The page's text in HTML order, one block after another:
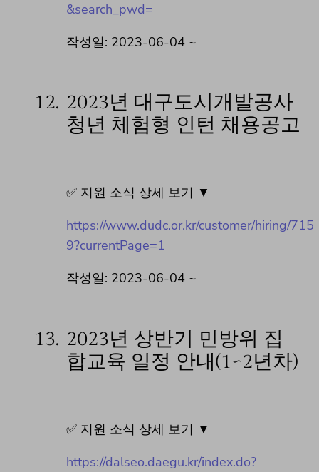
&search_pwd=
작성일: 2023-06-04 ~
12. 2023년 대구도시개발공사
청년 체험형 인턴 채용공고
✅ 지원 소식 상세 보기 ▼
https://www.dudc.or.kr/customer/hiring/715
9?currentPage=1
작성일: 2023-06-04 ~
13. 2023년 상반기 민방위 집
합교육 일정 안내(1~2년차)
✅ 지원 소식 상세 보기 ▼
https://dalseo.daegu.kr/index.do?